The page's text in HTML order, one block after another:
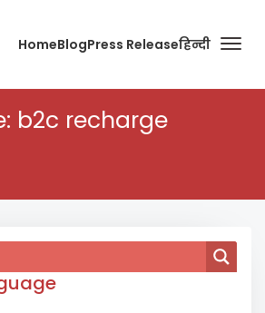
HomeBlogPress Releaseहिन्दी
b2c recharge